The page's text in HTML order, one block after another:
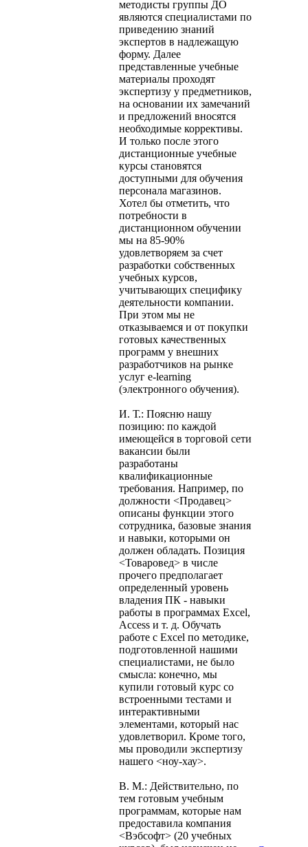
методисты группы ДО
являются специалистами по
приведению знаний
экспертов в надлежащую
форму. Далее
представленные учебные
материалы проходят
экспертизу у предметников,
на основании их замечаний
и предложений вносятся
необходимые коррективы.
И только после этого
дистанционные учебные
курсы становятся
доступными для обучения
персонала магазинов.
Хотел бы отметить, что
потребности в
дистанционном обучении
мы на 85-90%
удовлетворяем за счет
разработки собственных
учебных курсов,
учитывающих специфику
деятельности компании.
При этом мы не
отказываемся и от покупки
готовых качественных
программ у внешних
разработчиков на рынке
услуг e-learning
(электронного обучения).
И. Т.: Поясню нашу
позицию: по каждой
имеющейся в торговой сети
вакансии были
разработаны
квалификационные
требования. Например, по
должности <Продавец>
описаны функции этого
сотрудника, базовые знания
и навыки, которыми он
должен обладать. Позиция
<Товаровед> в числе
прочего предполагает
определенный уровень
владения ПК - навыки
работы в программах Excel,
Access и т. д. Обучать
работе с Excel по методике,
подготовленной нашими
специалистами, не было
смысла: конечно, мы
купили готовый курс со
встроенными тестами и
интерактивными
элементами, который нас
удовлетворил. Кроме того,
мы проводили экспертизу
нашего <ноу-хау>.
В. М.: Действительно, по
тем готовым учебным
программам, которые нам
предоставила компания
<Вэбсофт> (20 учебных